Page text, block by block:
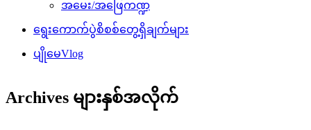
အမေး/အဖြေကဏ္ဍ
ရွေးကောက်ပွဲစိစစ်တွေ့ရှိချက်များ
ပျိုမေVlog
Archives များနှစ်အလိုက်